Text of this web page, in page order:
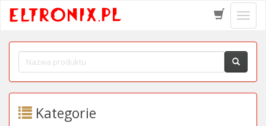
menu
Kategorie